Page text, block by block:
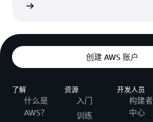
创建 AWS 账户
了解
什么是
AWS？
资源
入门
训练
开发人员
构建者
中心